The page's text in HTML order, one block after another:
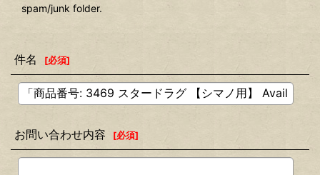
spam/junk folder.
件名 [必須]
お問い合わせ内容 [必須]